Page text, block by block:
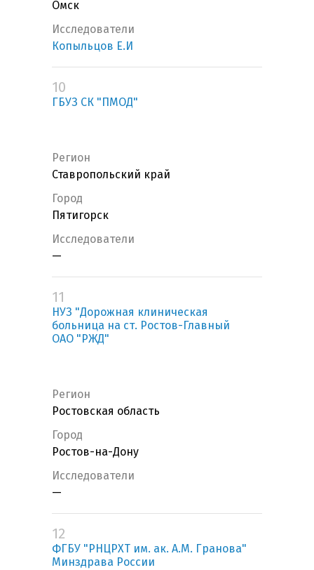
Омск
Исследователи
Копыльцов Е.И
10
ГБУЗ СК "ПМОД"
Регион
Ставропольский край
Город
Пятигорск
Исследователи
—
11
НУЗ "Дорожная клиническая
больница на ст. Ростов-Главный
ОАО "РЖД"
Регион
Ростовская область
Город
Ростов-на-Дону
Исследователи
—
12
ФГБУ "РНЦРХТ им. ак. А.М. Гранова"
Минздрава России